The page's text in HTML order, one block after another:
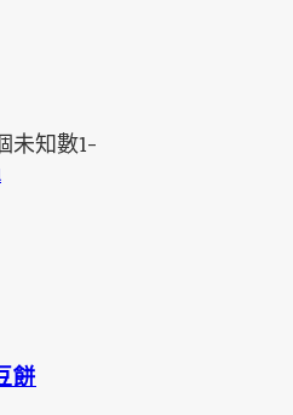
未知數1-
餅